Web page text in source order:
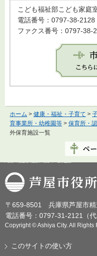
こども福祉部こども家庭
電話番号：0797-38-2128
ファクス番号：0797-38-
ホーム > 健康・福祉・子育て >
育事業所・幼稚園等 > 保育所・
外保育施設一覧
芦屋市役所
〒659-8501 兵庫県芦屋市精
電話番号：0797-31-2121（代
Copyright © Ashiya City. All Rights
このサイトの使い方